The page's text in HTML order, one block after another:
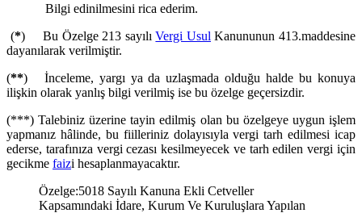
Bilgi edinilmesini rica ederim.
(*) Bu Özelge 213 sayılıVergi Usul Kanununun 413.maddesine
dayanılarak verilmiştir.
(**) İnceleme, yargı ya da uzlaşmada olduğu halde bu konuya
ilişkin olarak yanlış bilgi verilmiş ise bu özelge geçersizdir.
(***) Talebiniz üzerine tayin edilmiş olan bu özelgeye uygun işlem
yapmanız hâlinde, bu fiilleriniz dolayısıyla vergi tarh edilmesi icap
ederse, tarafınıza vergi cezası kesilmeyecek ve tarh edilen vergi için
gecikme faizi hesaplanmayacaktır.
Özelge:5018 Sayılı Kanuna Ekli Cetveller
Kapsamındaki İdare, Kurum Ve Kuruluşlara Yapılan